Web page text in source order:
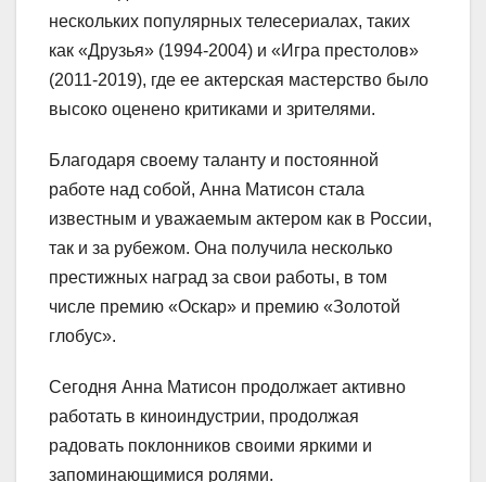
нескольких популярных телесериалах, таких
как «Друзья» (1994-2004) и «Игра престолов»
(2011-2019), где ее актерская мастерство было
высоко оценено критиками и зрителями.
Благодаря своему таланту и постоянной
работе над собой, Анна Матисон стала
известным и уважаемым актером как в России,
так и за рубежом. Она получила несколько
престижных наград за свои работы, в том
числе премию «Оскар» и премию «Золотой
глобус».
Сегодня Анна Матисон продолжает активно
работать в киноиндустрии, продолжая
радовать поклонников своими яркими и
запоминающимися ролями.